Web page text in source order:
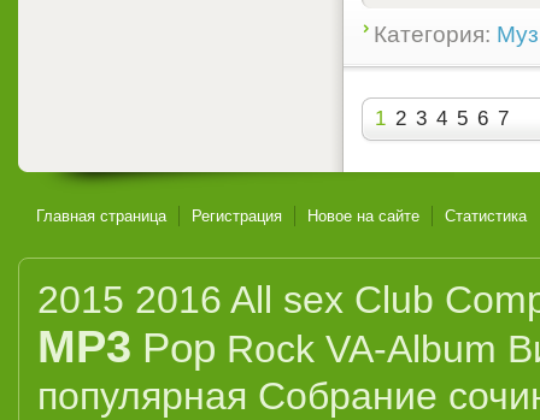
Категория:
1 2 3 4 5 6 7
Главная страница Регистрация Новое на сайте Статистика
2015 2016 All sex Club
MP3 Pop Rock VA-Album
популярная Собрание